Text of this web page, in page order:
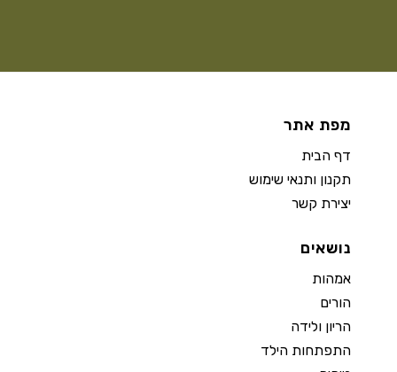
מפת אתר
דף הבית
תקנון ותנאי שימוש
יצירת קשר
נושאים
אמהות
הורים
הריון ולידה
התפתחות הילד